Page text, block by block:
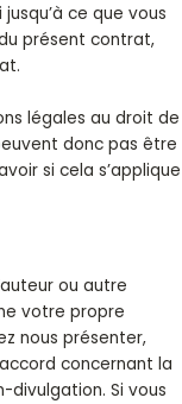
ce que vous
présent contrat,
légales au droit de
donc pas être
si cela s’applique
ou autre
votre propre
nous présenter,
concernant la
Si vous